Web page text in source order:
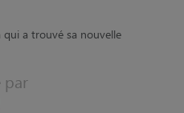
qui a trouvé sa nouvelle
par